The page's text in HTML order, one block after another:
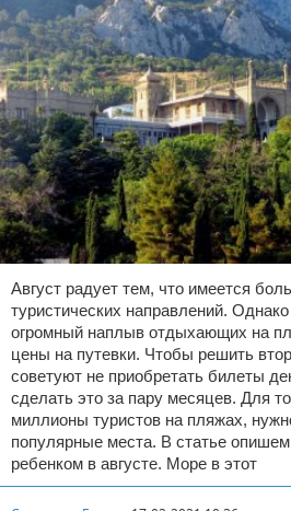
Август радует тем, что имеется
туристических направлений.
огромный наплыв отдыхающих на
цены на путевки. Чтобы решить
советуют не приобретать билеты
сделать это за пару месяцев. Для
миллионы туристов на пляжах,
популярные места. В статье опишем
ребенком в августе. Море в этот